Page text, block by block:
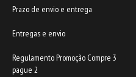
Prazo de envio e entrega
Entregas e envio
Regulamento Promoção Compre 3
pague 2